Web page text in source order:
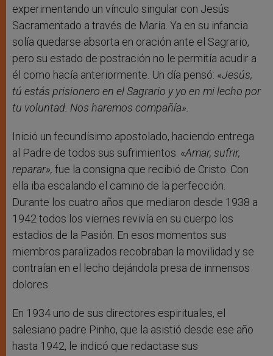
experimentando un vínculo singular con Jesús
Sacramentado a través de María. Ya en su infancia
solía quedarse absorta en oración ante el Sagrario,
pero su estado de postración no le permitía acudir a
él como hacía anteriormente. Un día pensó: «Jesús,
tú estás prisionero en el Sagrario y yo en mi lecho por
tu voluntad. Nos haremos compañía».
Inició un fecundísimo apostolado, haciendo entrega
al Padre de todos sus sufrimientos. «Amar, sufrir,
reparar», fue la consigna que recibió de Cristo. Con
ella iba escalando el camino de la perfección.
Durante los cuatro años que mediaron desde 1938 a
1942 todos los viernes revivía en su cuerpo los
estadios de la Pasión. En esos momentos sus
miembros paralizados recobraban la movilidad y se
contraían en el lecho dejándola presa de inmensos
dolores.
En 1934 uno de sus directores espirituales, el
salesiano padre Pinho, que la asistió desde ese año
hasta 1942, le indicó que redactase sus